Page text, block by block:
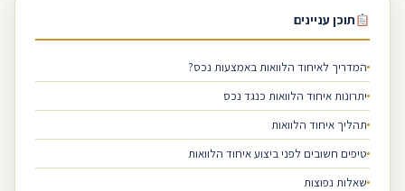
תוכן עניינים
המדריך לאיחוד הלוואות באמצעות נכס?
יתרונות איחוד הלוואות כנגד נכס
תהליך איחוד הלוואות
טיפים חשובים לפני ביצוע איחוד הלוואות
שאלות נפוצות